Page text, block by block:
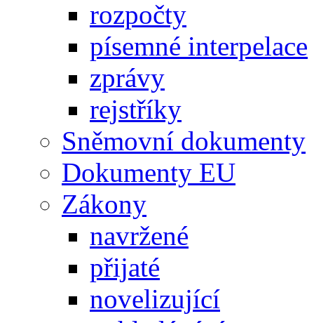
rozpočty
písemné interpelace
zprávy
rejstříky
Sněmovní dokumenty
Dokumenty EU
Zákony
navržené
přijaté
novelizující